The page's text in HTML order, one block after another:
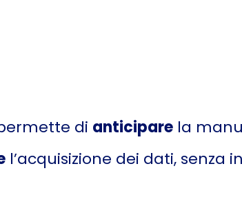
di anticiparela
l’acquisizione dei dati, senza